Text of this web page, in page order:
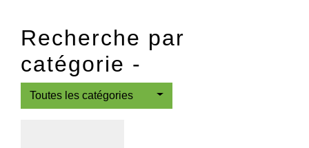
Recherche par
catégorie -
Toutes les catégories